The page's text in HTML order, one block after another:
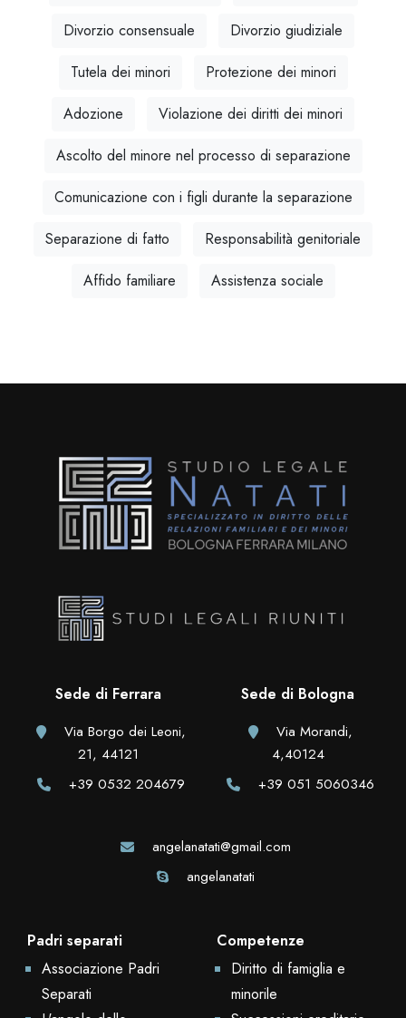
Divorzio consensuale
Divorzio giudiziale
Tutela dei minori
Protezione dei minori
Adozione
Violazione dei diritti dei minori
Ascolto del minore nel processo di separazione
Comunicazione con i figli durante la separazione
Separazione di fatto
Responsabilità genitoriale
Affido familiare
Assistenza sociale
Sede di Ferrara
Via Borgo dei Leoni,
21, 44121
+39 0532 204679
Sede di Bologna
Via Morandi,
4,40124
+39 051 5060346
angelanatati@gmail.com
angelanatati
Padri separati
Associazione Padri
Separati
Competenze
Diritto di famiglia e
minorile